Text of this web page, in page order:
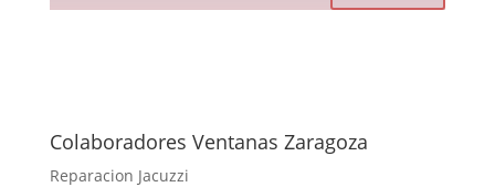
Colaboradores Ventanas Zaragoza
Reparacion Jacuzzi